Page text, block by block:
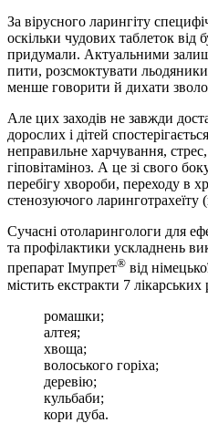
За вірусного ларингіту
оскільки чудових таблеток від
придумали. Актуальними
пити, розсмоктувати
менше говорити й дихати
Але цих заходів не завжди
дорослих і дітей
неправильне харчування,
гіповітаміноз. А це зі свого
перебігу хвороби, переходу в
стенозуючого ларинготрахеїту
Сучасні отоларингологи для
та профілактики ускладнень
препарат Імупрет® від
містить екстракти 7 лікарських
ромашки;
алтея;
хвоща;
волоського горіха;
деревію;
кульбаби;
кори дуба.